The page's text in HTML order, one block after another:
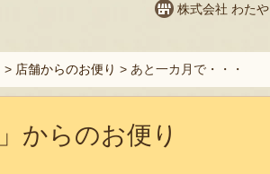
株式会社 わたや
> 店舗からのお便り > あと一カ月で・・・
からのお便り